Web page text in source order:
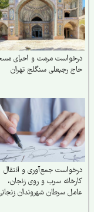
مرمت و احیای مسجد
رجبعلی سنگلج تهران
جمع‌آوری و انتقال
سرب و روی زنجان،
سرطان شهروندان زنجانی